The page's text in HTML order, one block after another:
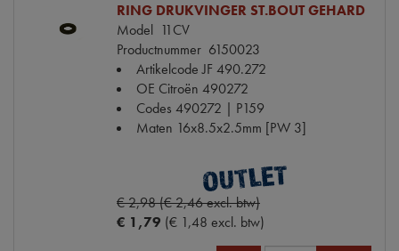
RING DRUKVINGER ST.BOUT GEHARD
Model 11CV
Productnummer 6150023
Artikelcode JF490.272
OE Citroën 490272
Codes 490272 | P159
Maten 16x8.5x2.5mm [PW 3]
€ 2,98 (€ 2,46 excl. btw)
€ 1,79 (€ 1,48 excl. btw)